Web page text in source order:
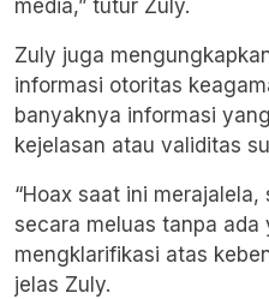
media,” tutur Zuly.
Zuly juga
informasi otoritas
banyaknya informasi
kejelasan atau validitas
“Hoax saat ini
secara meluas tanpa ada
mengklarifikasi atas
jelas Zuly.